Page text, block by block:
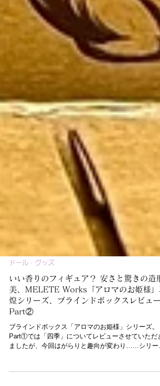
ドール・グッズ
いい香りのフィギュア？ 安さと驚きの造形
美、MELETE Works「アロマのお姫様」
煌シリーズ、ブラインドボックスレビュー
Part②
ブラインドボックス「アロマのお姫様」シリーズ。
Part①では「四季」についてレビューさせていただき
第二段のテーマは「敦煌伎楽」です。 恥ずかしなが